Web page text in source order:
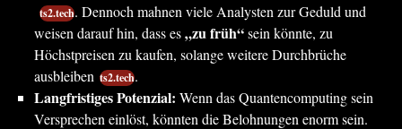
ts2.tech. Dennoch mahnen viele Analysten zur Geduld und
weisen darauf hin, dass es„zu früh“sein könnte, zu
Höchstpreisen zu kaufen, solange weitere Durchbrüche
ausbleiben ts2.tech.
Langfristiges Potenzial: Wenn das Quantencomputing sein
Versprechen einlöst, könnten die Belohnungen enorm sein.